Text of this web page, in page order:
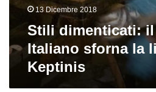
13 Dicembre 2018
Stili dimenticati:
Italiano sforna la
Keptinis